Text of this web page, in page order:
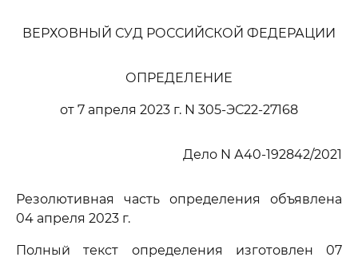
ВЕРХОВНЫЙ СУД РОССИЙСКОЙ ФЕДЕРАЦИИ
ОПРЕДЕЛЕНИЕ
от 7 апреля 2023 г. N 305-ЭС22-27168
Дело N А40-192842/2021
Резолютивная часть определения объявлена
04 апреля 2023 г.
Полный текст определения изготовлен 07